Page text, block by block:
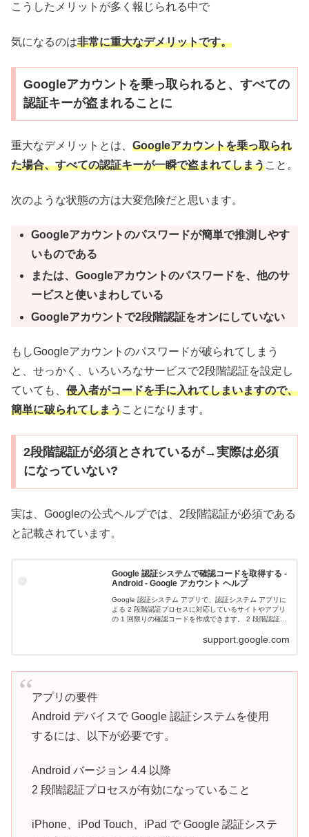
こうしたメリットが多く報じられる中で
気になるのは非常に重大なデメリットです。
Googleアカウントを乗っ取られると、すべての
認証キーが盗まれることに
重大なデメリットとは、 Googleアカウントを乗っ取られ
た場合、すべての認証キーが一瞬で盗まれてしまうこと。
次のような状態の方は大変危険だと思います。
Googleアカウントのパスワードが簡単で推測しやす
いものである
または、Googleアカウントのパスワードを、他のサ
ービスと使いまわしている
Googleアカウントで2段階認証をオンにしていない
もしGoogleアカウントのパスワードが破られてしまう
と、せっかく、いろいろなサービスで2段階認証を設定し
ていても、 侵入者がコードを手に入れてしまいますので、
簡単に破られてしまうことになります。
2段階認証が必須とされているが→実際は必須
になっていない?
実は、Googleの公式ヘルプでは、2段階認証が必須である
と記載されています。
Google 認証システムで確認コードを取得する -
Android - Google アカウント ヘルプ
Google 認証システム アプリで、認証システム アプリに
よる 2 段階認証プロセスに対応しているサイトやアプリ
の 1 回限りの確認コードを作成できます。 2 段階認証プ
support.google.com
アプリの要件
Android デバイスで Google 認証システムを使用
するには、以下が必要です。
Android バージョン 4.4 以降
2 段階認証プロセスが有効になっていること
iPhone、iPod Touch、iPad で Google 認証システ